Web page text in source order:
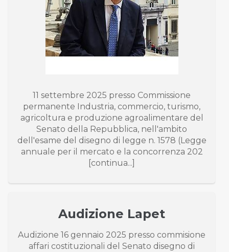
11 settembre 2025 presso Commissione
permanente Industria, commercio, turismo,
agricoltura e produzione agroalimentare del
Senato della Repubblica, nell'ambito
dell'esame del disegno di legge n. 1578 (Legge
annuale per il mercato e la concorrenza 202
[continua...]
Audizione Lapet
Audizione 16 gennaio 2025 presso commisione
affari costituzionali del Senato disegno di